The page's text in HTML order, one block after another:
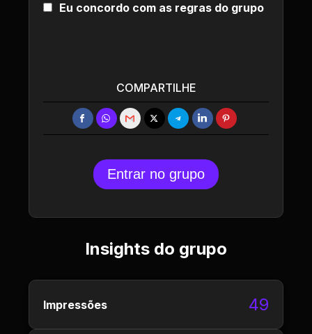
Eu concordo com as regras do grupo
COMPARTILHE
Entrar no grupo
Insights do grupo
Impressões 49